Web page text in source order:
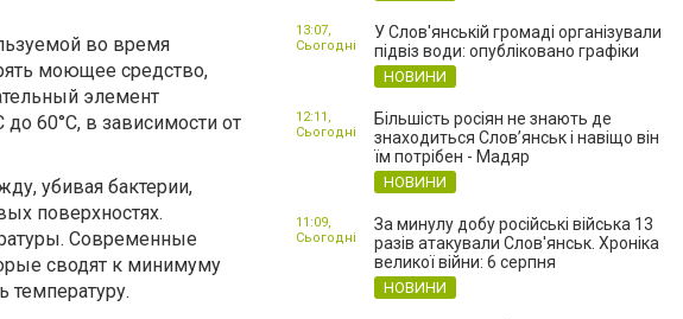
во время
моющее средство,
элемент
до 60°C, в зависимости от
убивая бактерии,
поверхностях.
Современные
сводят к минимуму
температуру.
У Слов'янській громаді організували
підвіз води: опубліковано графіки
НОВИНИ
13:07,
Сьогодні
Більшість росіян не знають де
знаходиться Слов’янськ і навіщо він
їм потрібен - Мадяр
НОВИНИ
12:11,
Сьогодні
За минулу добу російські війська 13
разів атакували Слов'янськ. Хроніка
великої війни: 6 серпня
НОВИНИ
11:09,
Сьогодні